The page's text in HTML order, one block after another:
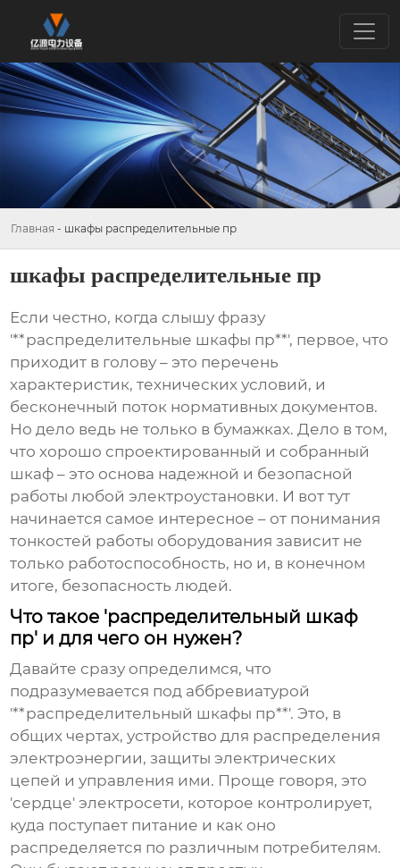
Главная - шкафы распределительные пр
шкафы распределительные пр
Если честно, когда слышу фразу
'**распределительные шкафы пр**', первое, что
приходит в голову – это перечень
характеристик, технических условий, и
бесконечный поток нормативных документов.
Но дело ведь не только в бумажках. Дело в том,
что хорошо спроектированный и собранный
шкаф – это основа надежной и безопасной
работы любой электроустановки. И вот тут
начинается самое интересное – от понимания
тонкостей работы оборудования зависит не
только работоспособность, но и, в конечном
итоге, безопасность людей.
Что такое 'распределительный шкаф
пр' и для чего он нужен?
Давайте сразу определимся, что
подразумевается под аббревиатурой
'**распределительный шкафы пр**'. Это, в
общих чертах, устройство для распределения
электроэнергии, защиты электрических
цепей и управления ими. Проще говоря, это
'сердце' электросети, которое контролирует,
куда поступает питание и как оно
распределяется по различным потребителям.